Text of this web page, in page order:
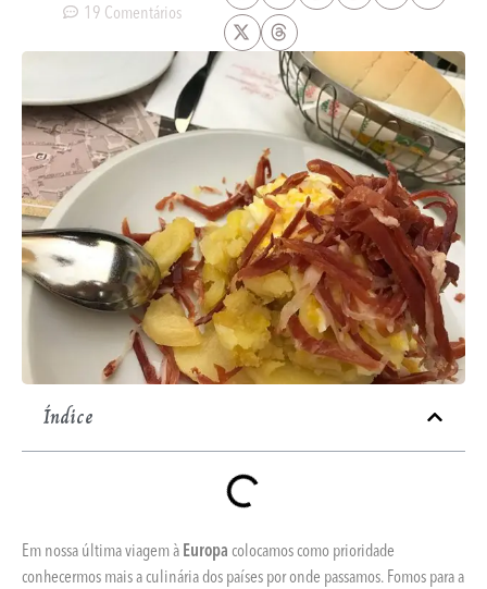
19 Comentários
Índice
Em nossa última viagem à Europa colocamos como prioridade
conhecermos mais a culinária dos países por onde passamos. Fomos para a